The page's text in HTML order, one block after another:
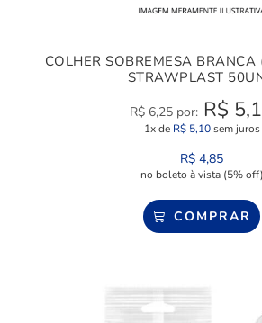
COLHER SOBREMESA
STRAWPLAST
R$6,25por: R$
1x de R$5,10sem juros
R$ 4,85
no boleto à vista (5% off)
COMPRAR